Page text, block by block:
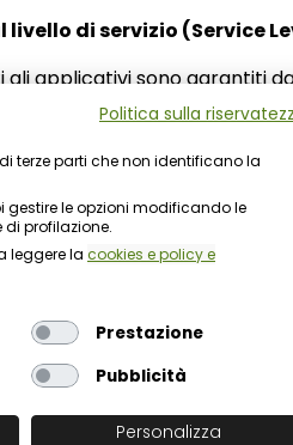
livello di servizio (Service
gli applicativi sono garantiti
Politica sulla
terze parti che non identificano la
gestire le opzioni modificando le
di profilazione.
leggere la cookies e policy e
Prestazione
Pubblicità
Personalizza